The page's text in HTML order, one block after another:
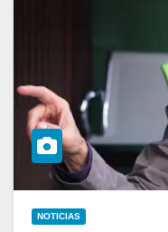
NOTICIAS